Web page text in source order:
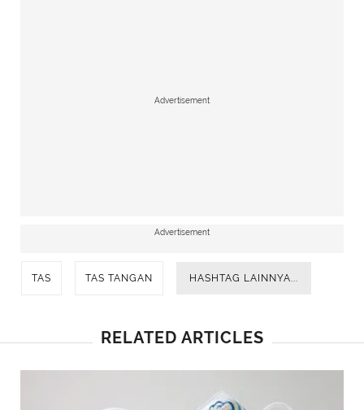
Advertisement
Advertisement
TAS TAS TANGAN HASHTAG LAINNYA...
RELATED ARTICLES